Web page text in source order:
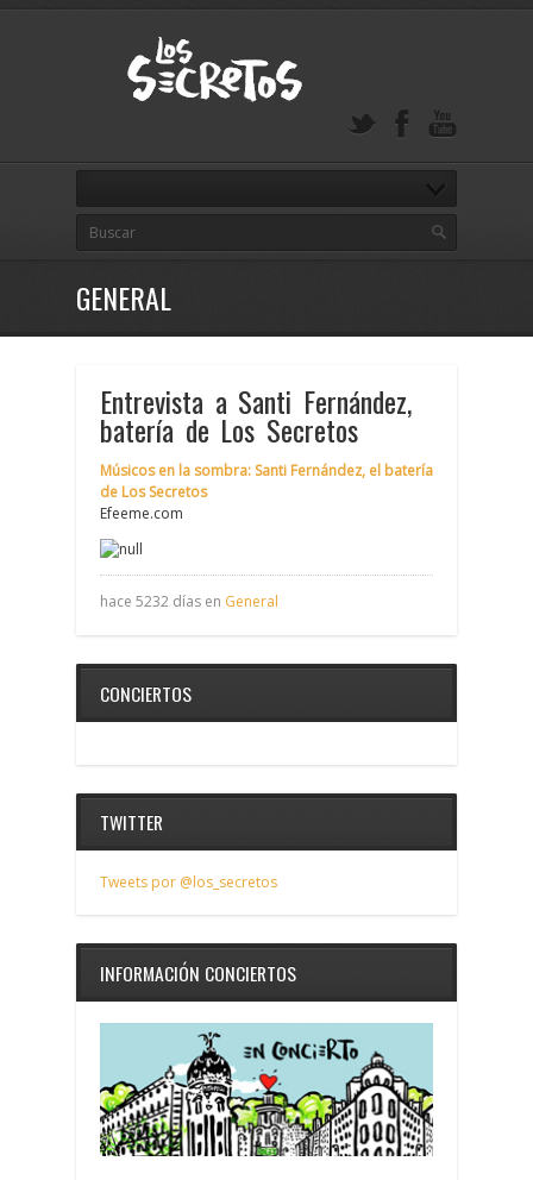
GENERAL
Entrevista a Santi Fernández,
batería de Los Secretos
Músicos en la sombra: Santi Fernández, el batería
de Los Secretos
Efeeme.com
hace 5232 días en General
CONCIERTOS
TWITTER
Tweets por @los_secretos
INFORMACIÓN CONCIERTOS